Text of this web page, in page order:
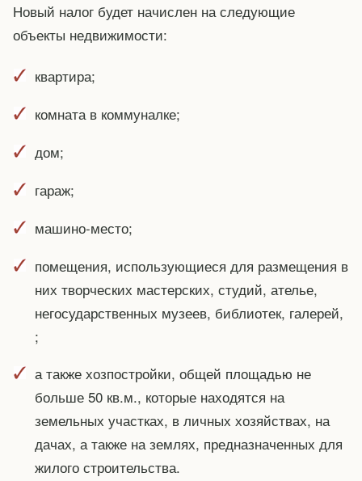
Новый налог будет начислен на следующие
объекты недвижимости:
квартира;
комната в коммуналке;
дом;
гараж;
машино-место;
помещения, использующиеся для размещения в
них творческих мастерских, студий, ателье,
негосударственных музеев, библиотек, галерей,
;
а также хозпостройки, общей площадью не
больше 50 кв.м., которые находятся на
земельных участках, в личных хозяйствах, на
дачах, а также на землях, предназначенных для
жилого строительства.